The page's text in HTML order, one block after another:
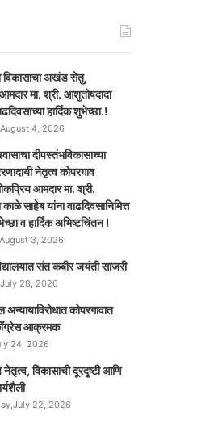
विकासाचा अखंड सेतु,
मा. श्री. आशुतोषदादा
हार्दिक शुभेच्छा.!
4, 2026
दीपस्तंभविकासाच्या
नेतृत्व कोपरगाव
आमदार मा. श्री.
साहेब यांना वाढदिवसानिमित्त
व हार्दिक अभिष्टचिंतन !
3, 2026
संत कबीर जयंती साजरी
28, 2026
अन्यायाविरोधात कोपरगावात
काँग्रेस आक्रमक
24, 2026
विकासाची दूरदृष्टी आणि
22, 2026